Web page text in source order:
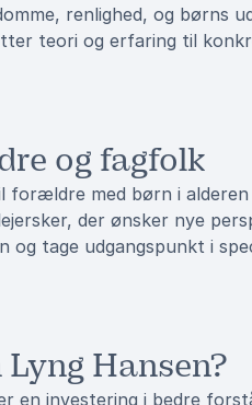
renlighed, og børns
teori og erfaring til
og fagfolk
med børn i
der ønsker nye
og tage udgangspunkt i
Hansen?
en investering i bedre